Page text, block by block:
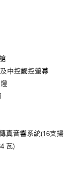
中控觸控螢幕
真音響系統(16支揚
瓦)